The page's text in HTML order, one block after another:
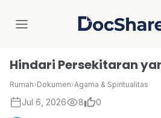
Hindari Persekitaran
Rumah›Dokumen›Agama & Spiritualitas
Jul 6, 2026 8 0